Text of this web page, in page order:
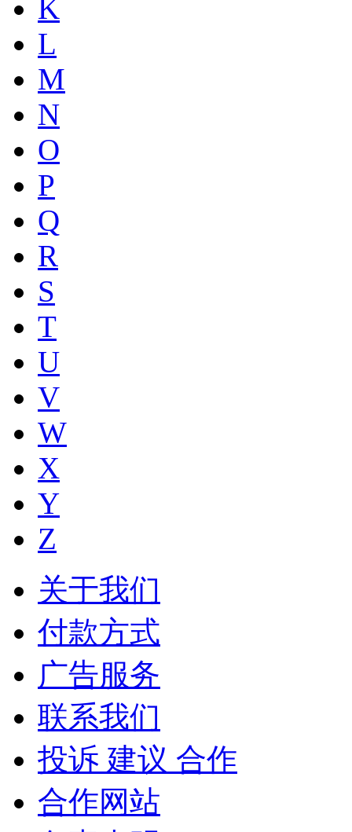
K
L
M
N
O
P
Q
R
S
T
U
V
W
X
Y
Z
关于我们
付款方式
广告服务
联系我们
投诉 建议 合作
合作网站